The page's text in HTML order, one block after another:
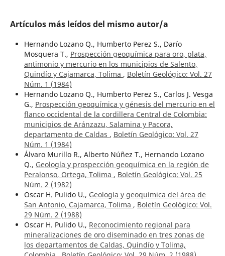
Artículos más leídos del mismo autor/a
Hernando Lozano Q., Humberto Perez S., Darío
Mosquera T., Prospección geoquímica para oro, plata,
antimonio y mercurio en los municipios de Salento,
Quindío y Cajamarca, Tolima , Boletín Geológico: Vol. 27
Núm. 1 (1984)
Hernando Lozano Q., Humberto Perez S., Carlos J. Vesga
G., Prospección geoquímica y génesis del mercurio en el
flanco occidental de la cordillera Central de Colombia:
municipios de Aránzazu, Salamina y Pacora,
departamento de Caldas , Boletín Geológico: Vol. 27
Núm. 1 (1984)
Álvaro Murillo R., Alberto Núñez T., Hernando Lozano
Q., Geología y prospección geoquímica en la región de
Peralonso, Ortega, Tolima , Boletín Geológico: Vol. 25
Núm. 2 (1982)
Oscar H. Pulido U., Geología y geoquímica del área de
San Antonio, Cajamarca, Tolima , Boletín Geológico: Vol.
29 Núm. 2 (1988)
Oscar H. Pulido U., Reconocimiento regional para
mineralizaciones de oro diseminado en tres zonas de
los departamentos de Caldas, Quindío y Tolima,